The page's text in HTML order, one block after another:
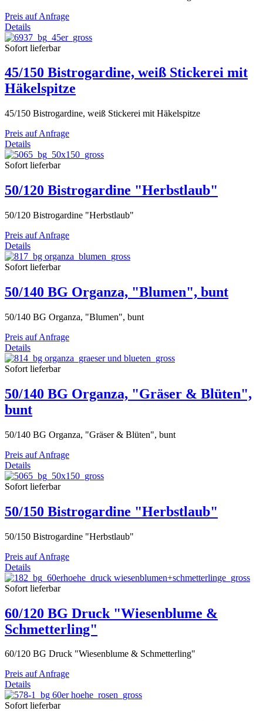
Preis auf Anfrage
Details
Sofort lieferbar
45/150 Bistrogardine, weiß Stickerei mit
Häkelspitze
45/150 Bistrogardine, weiß Stickerei mit Häkelspitze
Preis auf Anfrage
Details
Sofort lieferbar
50/120 Bistrogardine "Herbstlaub"
50/120 Bistrogardine "Herbstlaub"
Preis auf Anfrage
Details
Sofort lieferbar
50/140 BG Organza, "Blumen", bunt
50/140 BG Organza, "Blumen", bunt
Preis auf Anfrage
Details
Sofort lieferbar
50/140 BG Organza, "Gräser & Blüten",
bunt
50/140 BG Organza, "Gräser & Blüten", bunt
Preis auf Anfrage
Details
Sofort lieferbar
50/150 Bistrogardine "Herbstlaub"
50/150 Bistrogardine "Herbstlaub"
Preis auf Anfrage
Details
Sofort lieferbar
60/120 BG Druck "Wiesenblume &
Schmetterling"
60/120 BG Druck "Wiesenblume & Schmetterling"
Preis auf Anfrage
Details
Sofort lieferbar